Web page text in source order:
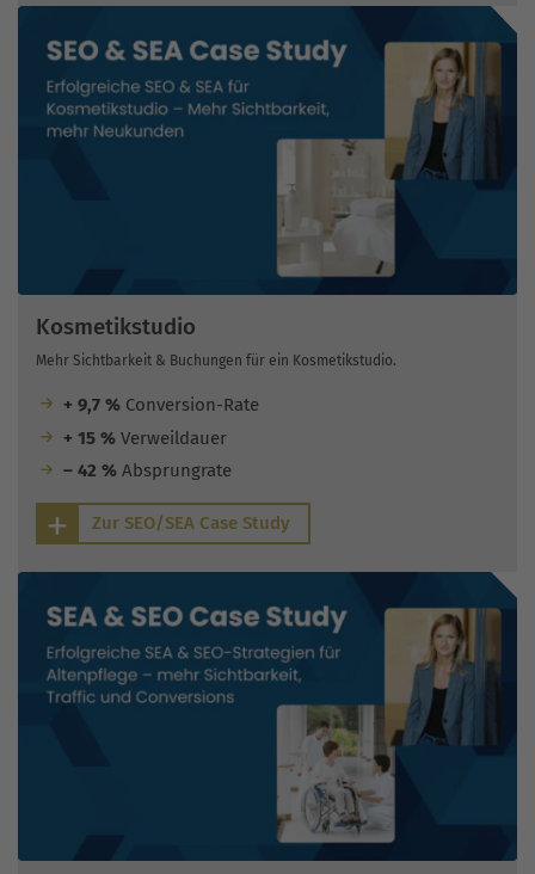
Kosmetikstudio
Mehr Sichtbarkeit & Buchungen für ein Kosmetikstudio.
+ 9,7 % Conversion-Rate
+ 15 % Verweildauer
– 42 % Absprungrate
Zur SEO/SEA Case Study